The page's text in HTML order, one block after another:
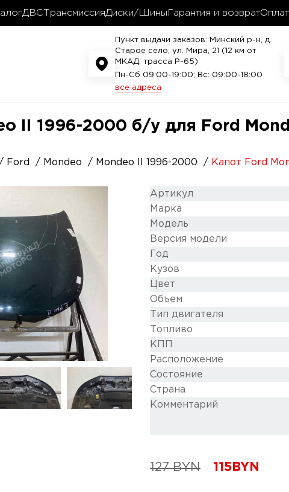
ДВС ТрансмиссияДиски/Шины Гарантия и возврат
Пункт выдачи заказов: Минский р-н, д.
Старое село, ул. Мира, 21 (12 км от
МКАД, трасса P-65)
Пн-Сб 09:00-19:00; Вс: 09:00-18:00
все адреса
II 1996-2000 б/у для Ford
Ford Mondeo Mondeo II 1996-2000 Капот Ford
Артикул
Марка
Модель
Версия модели
Год
Кузов
Цвет
Объем
Тип двигателя
Топливо
КПП
Расположение
Состояние
Cтрана
Комментарий
127BYN 115 BYN